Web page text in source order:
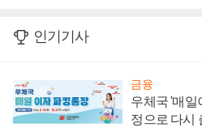
인기기사
금융
우체국 '매일
정으로 다시